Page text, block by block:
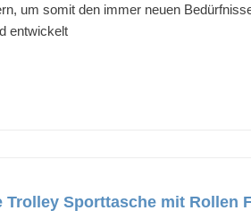
um somit den immer neuen
entwickelt
Sporttasche mit Rollen